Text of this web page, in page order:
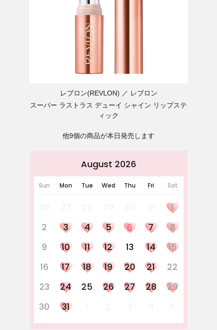
レブロン(REVLON)
レブロン
スーパー ラストラス デューイ シャイン リップステ
ィック
他9個の商品が本日発売します
August 2026
Sun Mon Tue Wed Thu Fri Sat
1
2
3 4 5 6 7
8
9
10 11 12 13 14
15
16
17 18 19 20 21
22
23
24 25 26 27 28
29
30
31